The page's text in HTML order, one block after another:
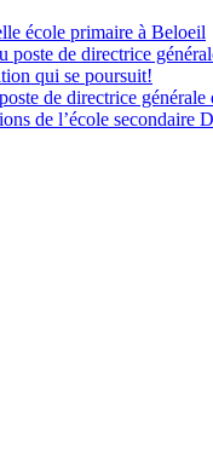
école primaire à Beloeil
de directrice
qui se poursuit!
de directrice générale
de l’école secondaire